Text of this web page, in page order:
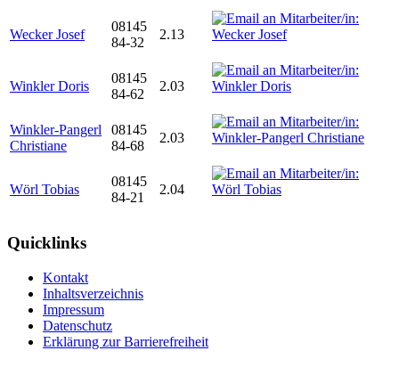
Wecker Josef
08145
84-32
2.13
Winkler Doris
08145
84-62
2.03
Winkler-Pangerl
Christiane
08145
84-68
2.03
Wörl Tobias
08145
84-21
2.04
Quicklinks
Kontakt
Inhaltsverzeichnis
Impressum
Datenschutz
Erklärung zur Barrierefreiheit